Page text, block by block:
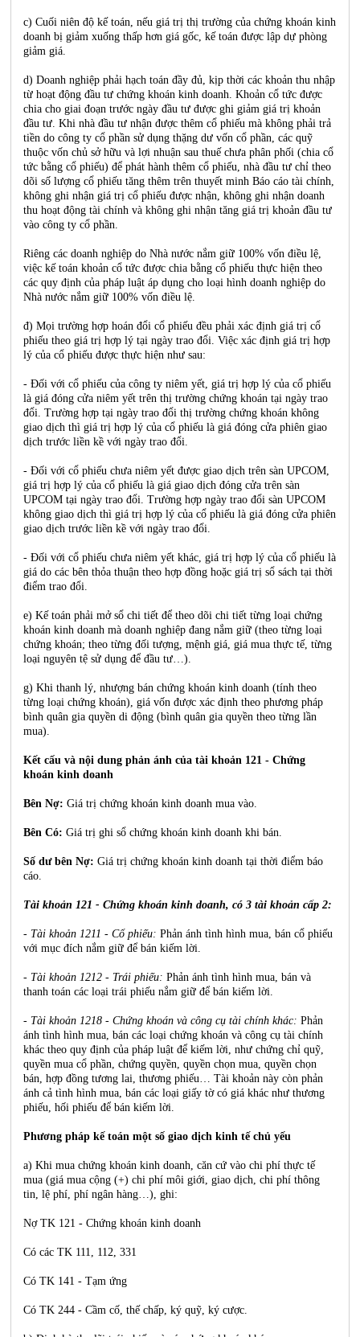
c) Cuối niên độ kế toán, nếu giá trị thị trường của chứng khoán kinh
doanh bị giảm xuống thấp hơn giá gốc, kế toán được lập dự phòng
giảm giá.
d) Doanh nghiệp phải hạch toán đầy đủ, kịp thời các khoản thu nhập
từ hoạt động đầu tư chứng khoán kinh doanh. Khoản cổ tức được
chia cho giai đoạn trước ngày đầu tư được ghi giảm giá trị khoản
đầu tư. Khi nhà đầu tư nhận được thêm cổ phiếu mà không phải trả
tiền do công ty cổ phần sử dụng thặng dư vốn cổ phần, các quỹ
thuộc vốn chủ sở hữu và lợi nhuận sau thuế chưa phân phối (chia cổ
tức bằng cổ phiếu) để phát hành thêm cổ phiếu, nhà đầu tư chỉ theo
dõi số lượng cổ phiếu tăng thêm trên thuyết minh Báo cáo tài chính,
không ghi nhận giá trị cổ phiếu được nhận, không ghi nhận doanh
thu hoạt động tài chính và không ghi nhận tăng giá trị khoản đầu tư
vào công ty cổ phần.
Riêng các doanh nghiệp do Nhà nước nắm giữ 100% vốn điều lệ,
việc kế toán khoản cổ tức được chia bằng cổ phiếu thực hiện theo
các quy định của pháp luật áp dụng cho loại hình doanh nghiệp do
Nhà nước nắm giữ 100% vốn điều lệ.
đ) Mọi trường hợp hoán đổi cổ phiếu đều phải xác định giá trị cổ
phiếu theo giá trị hợp lý tại ngày trao đổi. Việc xác định giá trị hợp
lý của cổ phiếu được thực hiện như sau:
- Đối với cổ phiếu của công ty niêm yết, giá trị hợp lý của cổ phiếu
là giá đóng cửa niêm yết trên thị trường chứng khoán tại ngày trao
đổi. Trường hợp tại ngày trao đổi thị trường chứng khoán không
giao dịch thì giá trị hợp lý của cổ phiếu là giá đóng cửa phiên giao
dịch trước liền kề với ngày trao đổi.
- Đối với cổ phiếu chưa niêm yết được giao dịch trên sàn UPCOM,
giá trị hợp lý của cổ phiếu là giá giao dịch đóng cửa trên sàn
UPCOM tại ngày trao đổi. Trường hợp ngày trao đổi sàn UPCOM
không giao dịch thì giá trị hợp lý của cổ phiếu là giá đóng cửa phiên
giao dịch trước liền kề với ngày trao đổi.
- Đối với cổ phiếu chưa niêm yết khác, giá trị hợp lý của cổ phiếu là
giá do các bên thỏa thuận theo hợp đồng hoặc giá trị sổ sách tại thời
điểm trao đổi.
e) Kế toán phải mở sổ chi tiết để theo dõi chi tiết từng loại chứng
khoán kinh doanh mà doanh nghiệp đang nắm giữ (theo từng loại
chứng khoán; theo từng đối tượng, mệnh giá, giá mua thực tế, từng
loại nguyên tệ sử dụng để đầu tư…).
g) Khi thanh lý, nhượng bán chứng khoán kinh doanh (tính theo
từng loại chứng khoán), giá vốn được xác định theo phương pháp
bình quân gia quyền di động (bình quân gia quyền theo từng lần
mua).
Kết cấu và nội dung phản ánh của tài khoản 121 - Chứng
khoán kinh doanh
Bên Nợ: Giá trị chứng khoán kinh doanh mua vào.
Bên Có: Giá trị ghi sổ chứng khoán kinh doanh khi bán.
Số dư bên Nợ: Giá trị chứng khoán kinh doanh tại thời điểm báo
cáo.
Tài khoản 121 - Chứng khoán kinh doanh, có 3 tài khoản cấp 2:
- Tài khoản 1211 - Cổ phiếu: Phản ánh tình hình mua, bán cổ phiếu
với mục đích nắm giữ để bán kiếm lời.
- Tài khoản 1212 - Trái phiếu: Phản ánh tình hình mua, bán và
thanh toán các loại trái phiếu nắm giữ để bán kiếm lời.
- Tài khoản 1218 - Chứng khoán và công cụ tài chính khác: Phản
ánh tình hình mua, bán các loại chứng khoán và công cụ tài chính
khác theo quy định của pháp luật để kiếm lời, như chứng chỉ quỹ,
quyền mua cổ phần, chứng quyền, quyền chọn mua, quyền chọn
bán, hợp đồng tương lai, thương phiếu… Tài khoản này còn phản
ánh cả tình hình mua, bán các loại giấy tờ có giá khác như thương
phiếu, hối phiếu để bán kiếm lời.
Phương pháp kế toán một số giao dịch kinh tế chủ yếu
a) Khi mua chứng khoán kinh doanh, căn cứ vào chi phí thực tế
mua (giá mua cộng (+) chi phí môi giới, giao dịch, chi phí thông
tin, lệ phí, phí ngân hàng…), ghi:
Nợ TK 121 - Chứng khoán kinh doanh
Có các TK 111, 112, 331
Có TK 141 - Tạm ứng
Có TK 244 - Cầm cố, thế chấp, ký quỹ, ký cược.